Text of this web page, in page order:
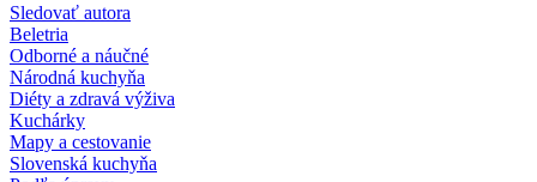
Sledovať autora
Beletria
Odborné a náučné
Národná kuchyňa
Diéty a zdravá výživa
Kuchárky
Mapy a cestovanie
Slovenská kuchyňa